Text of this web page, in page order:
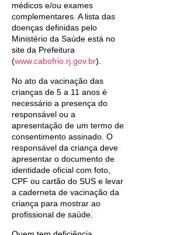
médicos e/ou exames
complementares. A lista das
doenças definidas pelo
Ministério da Saúde está no
site da Prefeitura
(www.cabofrio.rj.gov.br).
No ato da vacinação das
crianças de 5 a 11 anos é
necessário a presença do
responsável ou a
apresentação de um termo de
consentimento assinado. O
responsável da criança deve
apresentar o documento de
identidade oficial com foto,
CPF ou cartão do SUS e levar
a caderneta de vacinação da
criança para mostrar ao
profissional de saúde.